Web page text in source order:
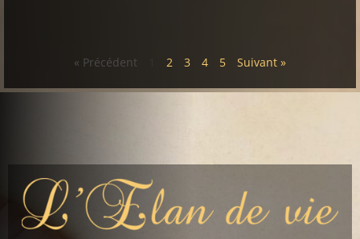
« Précédent 2 3 4 5 Suivant »